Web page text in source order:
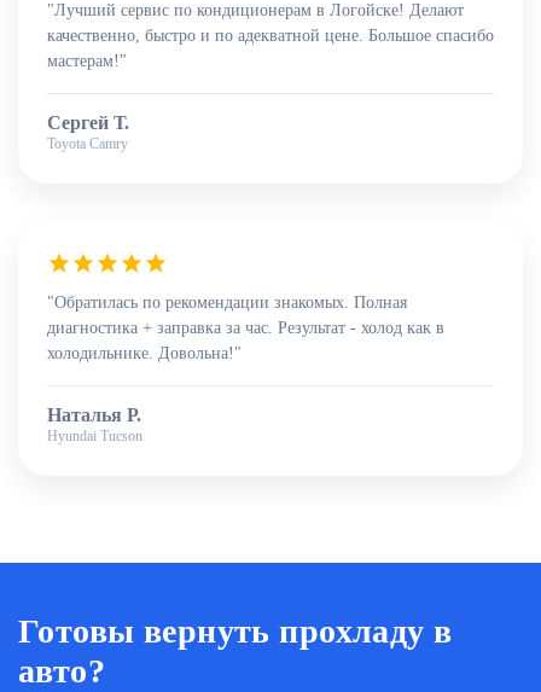
"Лучший сервис по кондиционерам в Логойске! Делают
качественно, быстро и по адекватной цене. Большое спасибо
мастерам!"
Сергей Т.
Toyota Camry
"Обратилась по рекомендации знакомых. Полная
диагностика + заправка за час. Результат - холод как в
холодильнике. Довольна!"
Наталья Р.
Hyundai Tucson
Готовы вернуть прохладу в
авто?